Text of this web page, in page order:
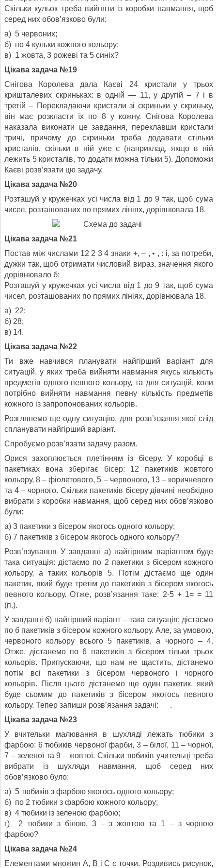
Скільки кульок треба вийняти із коробки навмання, щоб
серед них обов’язково були:
а) 5 червоних;
б) по 4 кульки кожного кольору;
в) 1 жовта, 3 рожеві та 5 синіх?
Цікава задача №19
Снігова Королева дала Каєві 24 кристали у трьох
кришталевих скриньках: в одній — 11, у другій – 7 і в
третій – Переклада­ючи кристали зі скриньки у скриньку,
він має розкласти їх по 8 у кожну. Снігова Королева
наказала виконати це завдання, переклавши кристали
тричі, причому до скриньки треба додавати стільки
кристалів, скільки в ній уже є (наприклад, якщо в ній
лежить 5 кристалів, то додати можна тільки 5). Допоможи
Каєві розв’язати цю задачу.
Цікава задача №20
Розташуй у кружечках усі числа від 1 до 9 так, щоб сума
чисел, розташованих по прямих лініях, дорівнювала 18.
Цікава задача №21
Постав між числами 12 2 3 4 знаки +, – , • , : і, за потреби,
дужки так, щоб отримати числовий вираз, значення якого
дорівнювало б:
Розташуй у кружечках усі числа від 1 до 9 так, щоб сума
чисел, розташованих по прямих лініях, дорівнювала 18.
а) 22;
б) 28;
в) 14.
Цікава задача №22
Ти вже навчився планувати найгірший варіант для
ситуацій, у яких треба вийняти навмання якусь кількість
предметів одного певного кольору, та для ситуацій, коли
потрібно вийняти навмання певну кількість предметів
кожного із запропонованих кольорів.
Розглянемо ще одну ситуацію, для розв’язання якої слід
спла­нувати найгірший варіант.
Спробуємо розв’язати задачу разом.
Орися захоплюється плетінням із бісеру. У коробці в
пакетиках вона зберігає бісер: 12 пакетиків жовтого
кольору, 8 – фіолето­вого, 5 – червоного, 13 – коричневого
та 4 – чорного. Скільки пакетиків бісеру дівчині необхідно
вибрати з коробки навмання, щоб серед них обов’язково
були:
а) 3 пакетики з бісером якогось одного кольору;
б) 7 пакетиків з бісером якогось одного кольору?
Розв’язування У завданні а) найгіршим варіантом буде
така ситуація: дістаємо по 2 пакетики з бісером кожного
кольору, а таких кольорів 5. Потім дістаємо ще один
пакетик, який буде третім до пакетиків з бісером якогось
певного кольору. Отже, розв’язання таке: 2-5 + 1= = 11
(п.).
У завданні б) найгірший варіант – така ситуація: дістаємо
по б пакетиків з бісером кожного кольору. Але, за умовою,
червоного кольору всього 5 пакетиків, а чорного – 4.
Отже, дістанемо по 6 пакетиків з бісером тільки трьох
кольорів. Припускаючи, що нам не щастить, дістанемо
потім всі пакетики з бісером червоного і чорного
кольорів. Після цього дістанемо ще один пакетик, який
буде сьомим до пакетиків з бісером якогось певного
кольору. Тепер запиши розв’язання задачі: .
Цікава задача №23
У вчительки малювання в шухляді лежать тюбики з
фарбою: 6 тюбиків червоної фарби, 3 – білої, 11 – чорної,
7 – зеленої та 9 – жовтої. Скільки тюбиків учительці треба
вибрати із шухляди навмання, щоб серед них
обов’язково було:
а) 5 тюбиків з фарбою якогось одного кольору;
б) по 2 тюбики з фарбою кожного кольору;
в) 4 тюбики із зеленою фарбою;
г) 2 тюбики з білою, 3 – з жовтою та 1 – з чорною
фарбою?
Цікава задача №24
Елементами множин А, В і С є точки. Роздивись рисунок,